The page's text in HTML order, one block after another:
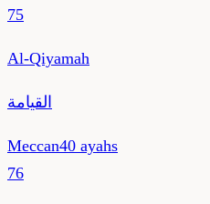
75
Al-Qiyamah
القيامة
Meccan40 ayahs
76